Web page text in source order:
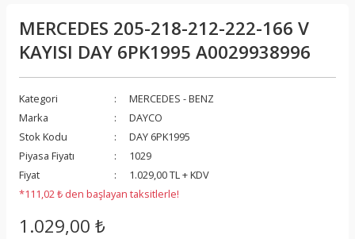
MERCEDES 205-218-212-222-166 V
KAYISI DAY 6PK1995 A0029938996
Kategori
MERCEDES - BENZ
Marka
DAYCO
Stok Kodu
DAY 6PK1995
Piyasa Fiyatı
1029
Fiyat
1.029,00 TL + KDV
*111,02 ₺ den başlayan taksitlerle!
1.029,00 ₺